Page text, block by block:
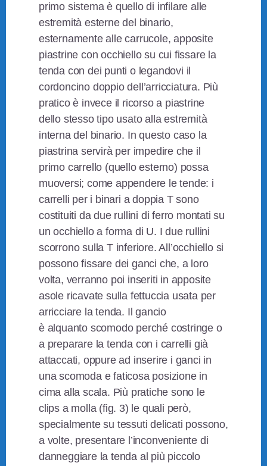
primo sistema è quello di infilare alle
estremità esterne del binario,
esternamente alle carrucole, apposite
piastrine con occhiello su cui fissare la
tenda con dei punti o legandovi il
cordoncino doppio dell’arricciatura. Più
pratico è invece il ricorso a piastrine
dello stesso tipo usato alla estremità
interna del binario. In questo caso la
piastrina servirà per impedire che il
primo carrello (quello esterno) possa
muoversi; come appendere le tende: i
carrelli per i binari a doppia T sono
costituiti da due rullini di ferro montati su
un occhiello a forma di U. I due rullini
scorrono sulla T inferiore. All’occhiello si
possono fissare dei ganci che, a loro
volta, verranno poi inseriti in apposite
asole ricavate sulla fettuccia usata per
arricciare la tenda. Il gancio
è alquanto scomodo perché costringe o
a preparare la tenda con i carrelli già
attaccati, oppure ad inserire i ganci in
una scomoda e faticosa posizione in
cima alla scala. Più pratiche sono le
clips a molla (fig. 3) le quali però,
specialmente su tessuti delicati possono,
a volte, presentare l’inconveniente di
danneggiare la tenda al più piccolo